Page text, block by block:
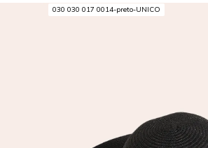
030 030 017 0014-preto-UNICO